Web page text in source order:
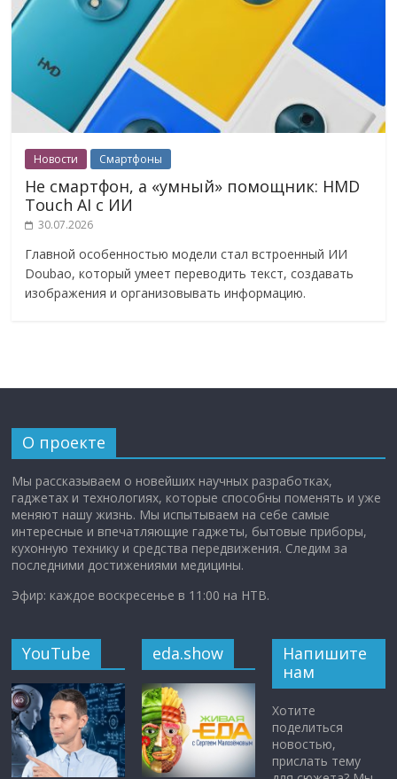
Новости Смартфоны
Не смартфон, а «умный» помощник: HMD
Touch AI с ИИ
30.07.2026
Главной особенностью модели стал встроенный ИИ
Doubao, который умеет переводить текст, создавать
изображения и организовывать информацию.
О проекте
Мы рассказываем о новейших научных разработках,
гаджетах и технологиях, которые способны поменять и уже
меняют нашу жизнь. Мы испытываем на себе самые
интересные и впечатляющие гаджеты, бытовые приборы,
кухонную технику и средства передвижения. Следим за
последними достижениями медицины.
Эфир: каждое воскресенье в 11:00 на НТВ.
YouTube eda.show
Напишите
нам
Хотите
поделиться
новостью,
прислать тему